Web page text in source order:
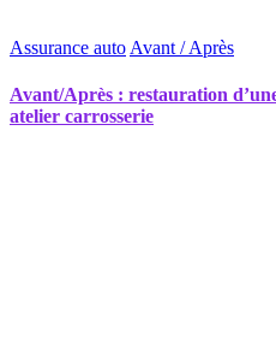
Assurance auto Avant / Après
Avant/Après : restauration
atelier carrosserie